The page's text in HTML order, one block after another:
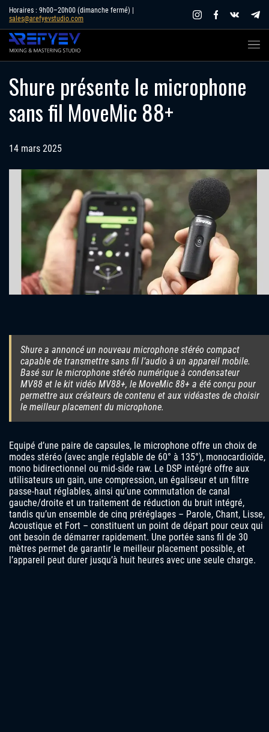
Skip
content
Horaires : 9h00–20h00 (dimanche fermé) |
sales@arefyevstudio.com
Shure présente le microphone
sans fil MoveMic 88+
14 mars 2025
Shure a annoncé un nouveau microphone stéréo compact
capable de transmettre sans fil l’audio à un appareil mobile.
Basé sur le microphone stéréo numérique à condensateur
MV88 et le kit vidéo MV88+, le MoveMic 88+ a été conçu pour
permettre aux créateurs de contenu et aux vidéastes de choisir
le meilleur placement du microphone.
Equipé d’une paire de capsules, le microphone offre un choix de
modes stéréo (avec angle réglable de 60° à 135°), monocardioïde,
mono bidirectionnel ou mid-side raw. Le DSP intégré offre aux
utilisateurs un gain, une compression, un égaliseur et un filtre
passe-haut réglables, ainsi qu’une commutation de canal
gauche/droite et un traitement de réduction du bruit intégré,
tandis qu’un ensemble de cinq préréglages – Parole, Chant, Lisse,
Acoustique et Fort – constituent un point de départ pour ceux qui
ont besoin de démarrer rapidement. Une portée sans fil de 30
mètres permet de garantir le meilleur placement possible, et
l’appareil peut durer jusqu’à huit heures avec une seule charge.